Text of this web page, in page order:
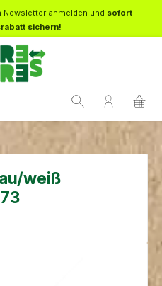
Newsletter anmelden und sofort
sichern!
weiß